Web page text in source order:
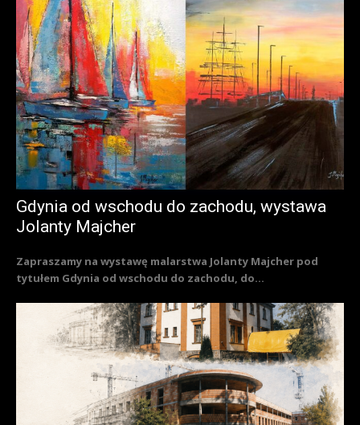
Gdynia od wschodu do zachodu, wystawa
Jolanty Majcher
Zapraszamy na wystawę malarstwa Jolanty Majcher pod
tytułem Gdynia od wschodu do zachodu, do...